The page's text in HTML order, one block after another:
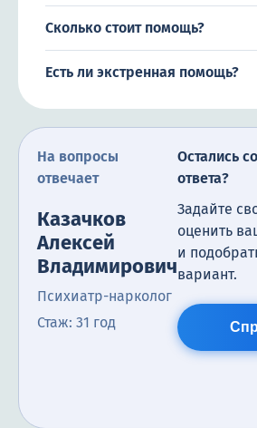
Сколько стоит помощь?
Есть ли экстренная помощь?
На вопросы
отвечает
Казачков
Алексей
Владимирович
Психиатр-нарколог
Стаж: 31 год
Остались
ответа?
Задайте
оценить
и
вариант.